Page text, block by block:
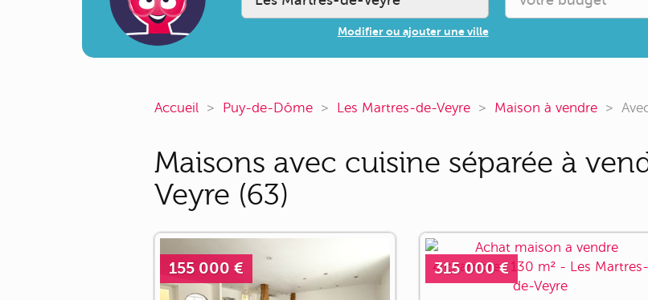
Modifier ou ajouter une ville
Accueil Puy-de-Dôme Les Martres-de-Veyre Maison à vendre
Maisons avec cuisine séparée à
Veyre (63)
155 000 € 315 000 €